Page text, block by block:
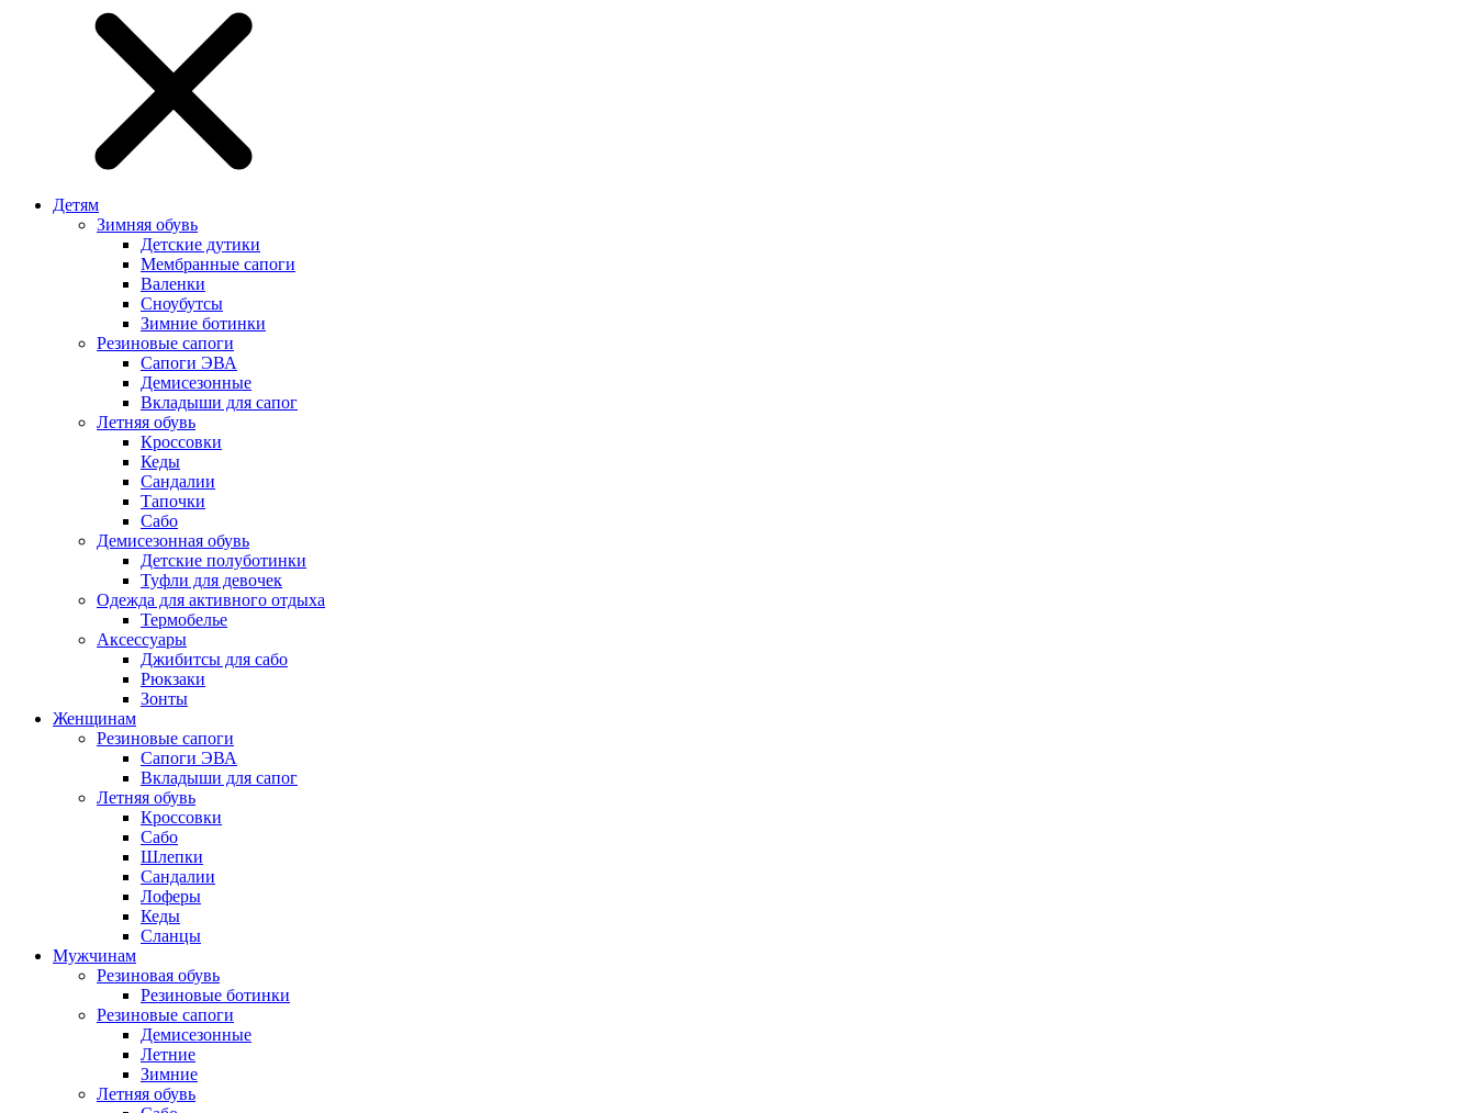
Детям
Зимняя обувь
Детские дутики
Мембранные сапоги
Валенки
Сноубутсы
Зимние ботинки
Резиновые сапоги
Сапоги ЭВА
Демисезонные
Вкладыши для сапог
Летняя обувь
Кроссовки
Кеды
Сандалии
Тапочки
Сабо
Демисезонная обувь
Детские полуботинки
Туфли для девочек
Одежда для активного отдыха
Термобелье
Аксессуары
Джибитсы для сабо
Рюкзаки
Зонты
Женщинам
Резиновые сапоги
Cапоги ЭВА
Вкладыши для сапог
Летняя обувь
Кроссовки
Сабо
Шлепки
Сандалии
Лоферы
Кеды
Сланцы
Мужчинам
Резиновая обувь
Резиновые ботинки
Резиновые сапоги
Демисезонные
Летние
Зимние
Летняя обувь